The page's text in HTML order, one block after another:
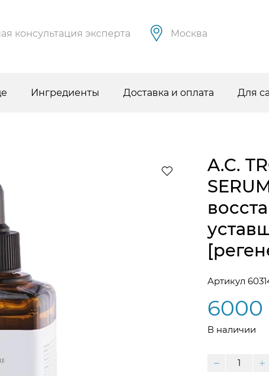
консультация эксперта Москва
Ингредиенты Доставка и оплата Для
A.C.
Артикул
6000
В наличии